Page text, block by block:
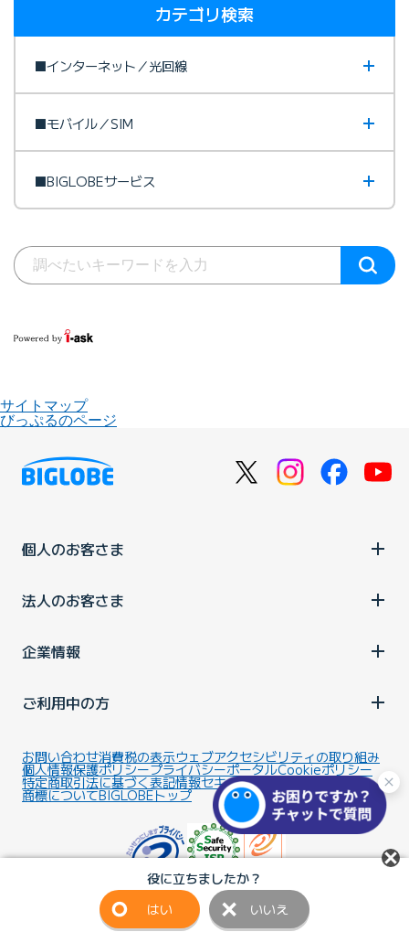
役に立ちましたか？
はい
いいえ
カテゴリ検索
■インターネット／光回線
■モバイル／SIM
■BIGLOBEサービス
サイトマップ
びっぷるのページ
個人のお客さま
法人のお客さま
企業情報
ご利用中の方
お問い合わせ消費税の表示ウェブアクセシビリティの取り組み
個人情報保護ポリシープライバシーポータルCookieポリシー
特定商取引法に基づく表記情報セキュリティ基本方針
商標についてBIGLOBEトップ
Copyright ©BIGLOBE Inc. 2026. All rights reserved.